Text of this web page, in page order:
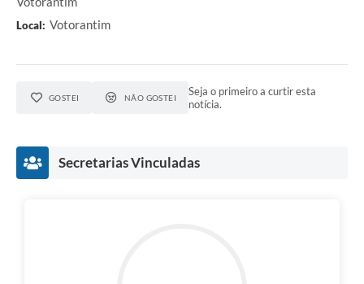
Local: Votorantim
GOSTEI NÃO GOSTEI
Seja o primeiro a curtir esta
notícia.
Secretarias Vinculadas